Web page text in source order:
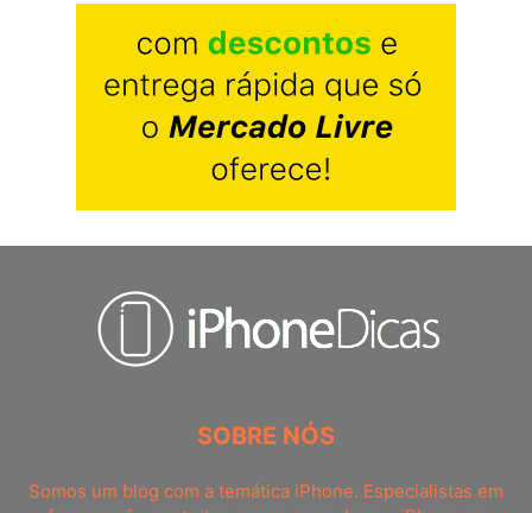
SOBRE NÓS
Somos um blog com a temática iPhone. Especialistas em